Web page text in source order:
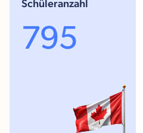
Schüleranzahl
795